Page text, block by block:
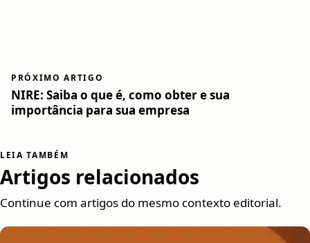
PRÓXIMO ARTIGO
NIRE: Saiba o que é, como obter e sua
importância para sua empresa
LEIA TAMBÉM
Artigos relacionados
Continue com artigos do mesmo contexto editorial.